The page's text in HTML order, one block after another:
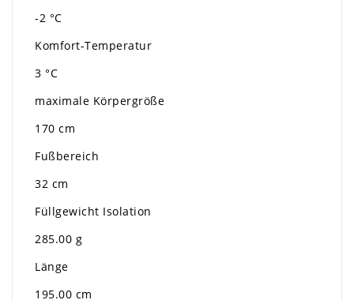
-2 °C
Komfort-Temperatur
3 °C
maximale Körpergröße
170 cm
Fußbereich
32 cm
Füllgewicht Isolation
285.00 g
Länge
195.00 cm